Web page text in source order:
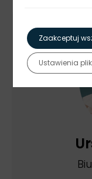
Zaakceptuj
Ustawienia